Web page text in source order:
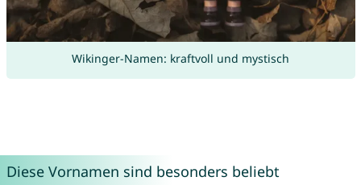
Wikinger-Namen: kraftvoll und mystisch
Diese Vornamen sind besonders beliebt